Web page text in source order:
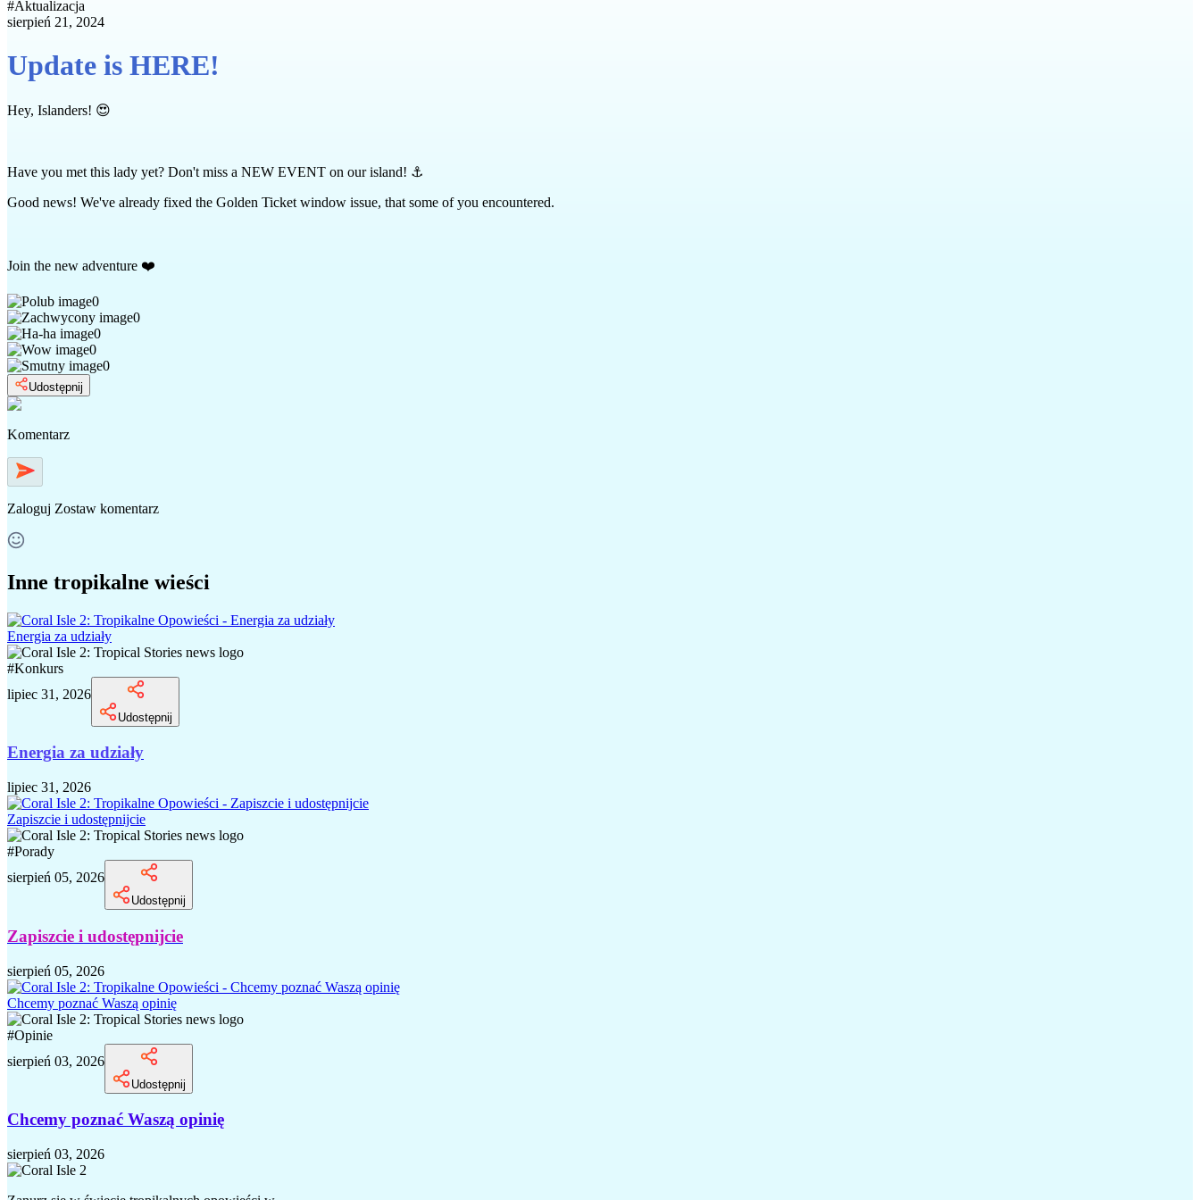
#Aktualizacja
sierpień 21, 2024
Update is HERE!
Hey, Islanders! 😍
Have you met this lady yet? Don't miss a NEW EVENT on our island! ⚓
Good news! We've already fixed the Golden Ticket window issue, that some of you encountered.
Join the new adventure ❤️
0
0
0
0
0
Udostępnij
Komentarz
Zaloguj Zostaw komentarz
Inne tropikalne wieści
Energia za udziały
#Konkurs
lipiec 31, 2026
Udostępnij
Energia za udziały
lipiec 31, 2026
Zapiszcie i udostępnijcie
#Porady
sierpień 05, 2026
Udostępnij
Zapiszcie i udostępnijcie
sierpień 05, 2026
Chcemy poznać Waszą opinię
#Opinie
sierpień 03, 2026
Udostępnij
Chcemy poznać Waszą opinię
sierpień 03, 2026